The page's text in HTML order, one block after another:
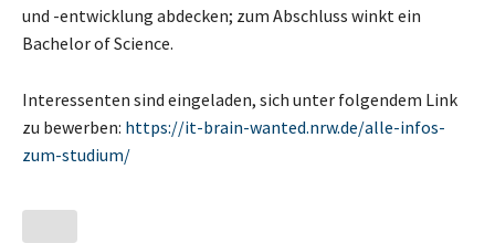
und -entwicklung abdecken; zum Abschluss winkt ein
Bachelor of Science.
Interessenten sind eingeladen, sich unter folgendem Link
zu bewerben: https://it-brain-wanted.nrw.de/alle-infos-
zum-studium/